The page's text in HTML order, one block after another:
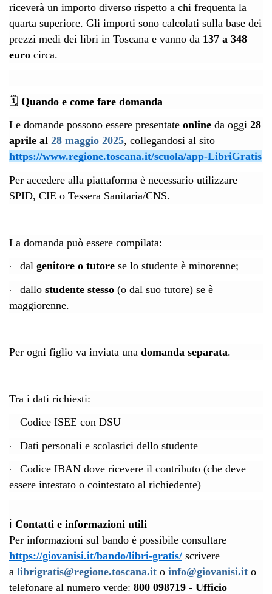
riceverà un importo diverso rispetto a chi frequenta la
quarta superiore. Gli importi sono calcolati sulla base dei
prezzi medi dei libri in Toscana e vanno da 137 a 348
euro circa.
🗓 Quando e come fare domanda
Le domande possono essere presentate online da oggi 28
aprile al 28 maggio 2025, collegandosi al sito
https://www.regione.toscana.it/scuola/app-LibriGratis
Per accedere alla piattaforma è necessario utilizzare
SPID, CIE o Tessera Sanitaria/CNS.
La domanda può essere compilata:
· dal genitore o tutore se lo studente è minorenne;
· dallo studente stesso (o dal suo tutore) se è
maggiorenne.
Per ogni figlio va inviata una domanda separata.
Tra i dati richiesti:
· Codice ISEE con DSU
· Dati personali e scolastici dello studente
·
Codice IBAN dove ricevere il contributo (che deve
essere intestato o cointestato al richiedente)
ℹ️ Contatti e informazioni utili
Per informazioni sul bando è possibile consultare
https://giovanisi.it/bando/libri-gratis/ scrivere
a librigratis@regione.toscana.it o info@giovanisi.it o
telefonare al numero verde: 800 098719 - Ufficio